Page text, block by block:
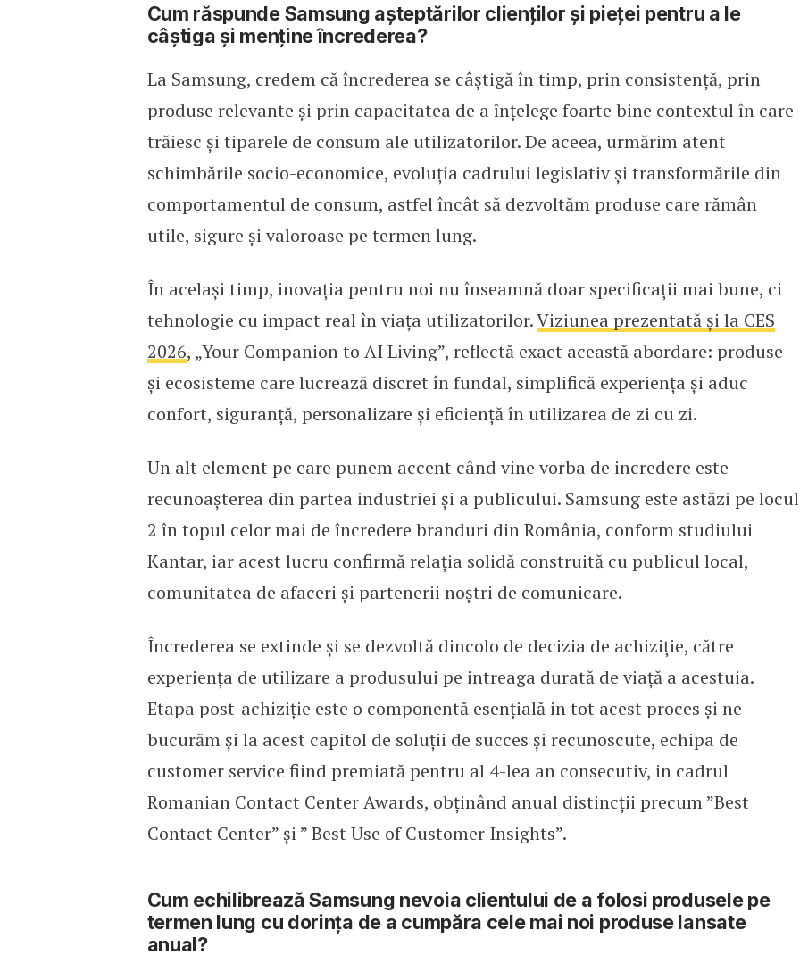
Cum răspunde Samsung așteptărilor clienților și pieței pentru a le
câștiga și menține încrederea?
La Samsung, credem că încrederea se câștigă în timp, prin consistență, prin
produse relevante și prin capacitatea de a înțelege foarte bine contextul în care
trăiesc și tiparele de consum ale utilizatorilor. De aceea, urmărim atent
schimbările socio-economice, evoluția cadrului legislativ și transformările din
comportamentul de consum, astfel încât să dezvoltăm produse care rămân
utile, sigure și valoroase pe termen lung.
În același timp, inovația pentru noi nu înseamnă doar specificații mai bune, ci
tehnologie cu impact real în viața utilizatorilor.Viziunea prezentată și la CES
2026, „Your Companion to AI Living”, reflectă exact această abordare: produse
și ecosisteme care lucrează discret în fundal, simplifică experiența și aduc
confort, siguranță, personalizare și eficiență în utilizarea de zi cu zi.
Un alt element pe care punem accent când vine vorba de incredere este
recunoașterea din partea industriei și a publicului. Samsung este astăzi pe locul
2 în topul celor mai de încredere branduri din România, conform studiului
Kantar, iar acest lucru confirmă relația solidă construită cu publicul local,
comunitatea de afaceri și partenerii noștri de comunicare.
Încrederea se extinde și se dezvoltă dincolo de decizia de achiziție, către
experiența de utilizare a produsului pe intreaga durată de viață a acestuia.
Etapa post-achiziție este o componentă esențială in tot acest proces și ne
bucurăm și la acest capitol de soluții de succes și recunoscute, echipa de
customer service fiind premiată pentru al 4-lea an consecutiv, in cadrul
Romanian Contact Center Awards, obținând anual distincții precum ”Best
Contact Center” și ” Best Use of Customer Insights”.
Cum echilibrează Samsung nevoia clientului de a folosi produsele pe
termen lung cu dorința de a cumpăra cele mai noi produse lansate
anual?